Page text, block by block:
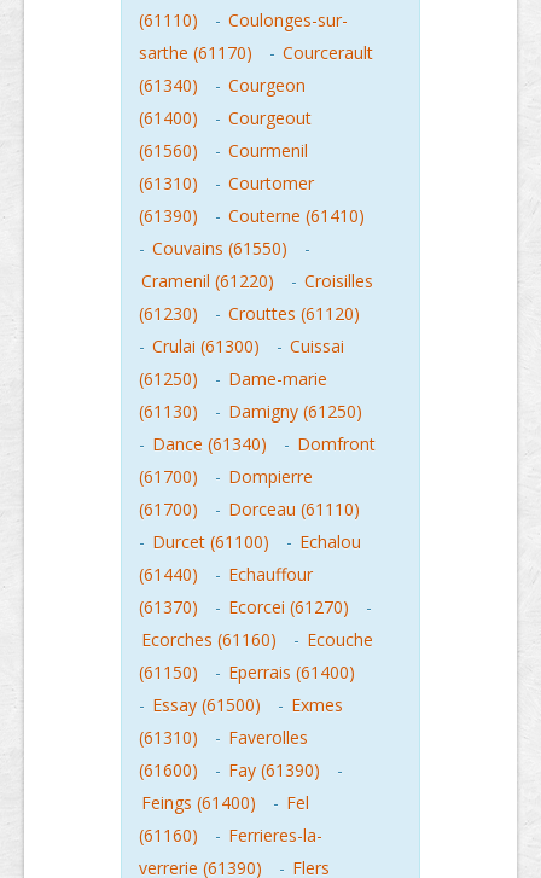
(61110)
- Coulonges-sur-
sarthe (61170)
- Courcerault
(61340)
- Courgeon
(61400)
- Courgeout
(61560)
- Courmenil
(61310)
- Courtomer
(61390)
- Couterne (61410)
- Couvains (61550)
-
Cramenil (61220)
- Croisilles
(61230)
- Crouttes (61120)
- Crulai (61300) - Cuissai
(61250)
- Dame-marie
(61130)
- Damigny (61250)
- Dance (61340) - Domfront
(61700)
- Dompierre
(61700)
- Dorceau (61110)
- Durcet (61100) - Echalou
(61440)
- Echauffour
(61370)
- Ecorcei (61270)
-
Ecorches (61160)
- Ecouche
(61150)
- Eperrais (61400)
- Essay (61500) - Exmes
(61310)
- Faverolles
(61600)
- Fay (61390)
-
Feings (61400)
- Fel
(61160)
- Ferrieres-la-
verrerie (61390)
- Flers